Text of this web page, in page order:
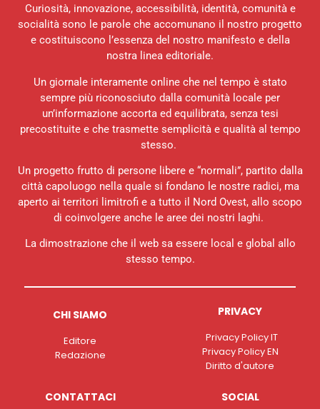
Curiosità, innovazione, accessibilità, identità, comunità e
socialità sono le parole che accomunano il nostro progetto
e costituiscono l’essenza del nostro manifesto e della
nostra linea editoriale.
Un giornale interamente online che nel tempo è stato
sempre più riconosciuto dalla comunità locale per
un’informazione accorta ed equilibrata, senza tesi
precostituite e che trasmette semplicità e qualità al tempo
stesso.
Un progetto frutto di persone libere e “normali”, partito dalla
città capoluogo nella quale si fondano le nostre radici, ma
aperto ai territori limitrofi e a tutto il Nord Ovest, allo scopo
di coinvolgere anche le aree dei nostri laghi.
La dimostrazione che il web sa essere local e global allo
stesso tempo.
CHI SIAMO
Editore
Redazione
PRIVACY
Privacy Policy IT
Privacy Policy EN
Diritto d'autore
CONTATTACI SOCIAL